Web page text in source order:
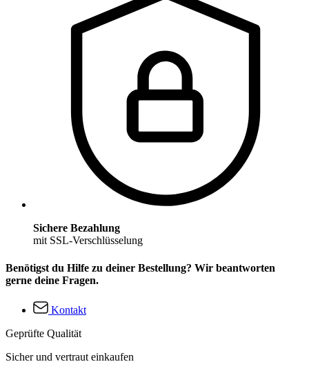
Sichere Bezahlung
mit SSL-Verschlüsselung
Benötigst du Hilfe zu deiner Bestellung? Wir beantworten
gerne deine Fragen.
Kontakt
Geprüfte Qualität
Sicher und vertraut einkaufen